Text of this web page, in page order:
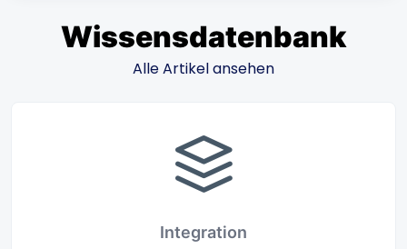
Wissensdatenbank
Alle Artikel ansehen
Integration